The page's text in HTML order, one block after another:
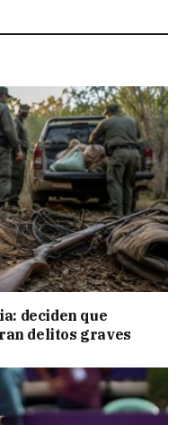
deciden que
delitos graves